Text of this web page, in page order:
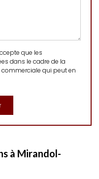
que les
dans le cadre de la
qui peut en
à Mirandol-